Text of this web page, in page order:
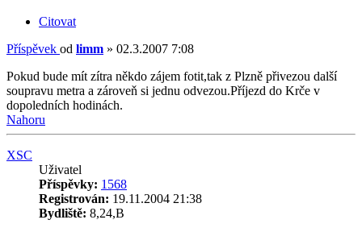
Citovat
Příspěvek od limm » 02.3.2007 7:08
Pokud bude mít zítra někdo zájem fotit,tak z Plzně přivezou další
soupravu metra a zároveň si jednu odvezou.Příjezd do Krče v
dopoledních hodinách.
Nahoru
XSC
Uživatel
Příspěvky: 1568
Registrován: 19.11.2004 21:38
Bydliště: 8,24,B